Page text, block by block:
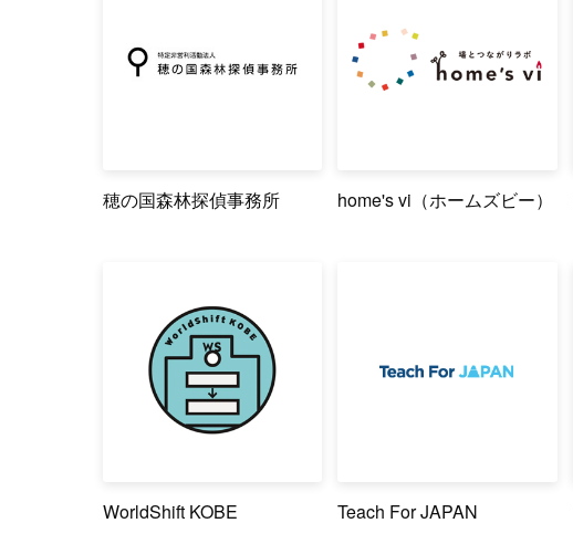
穂の国森林探偵事務所 home's vi（ホームズビー）
WorldShift KOBE Teach For JAPAN